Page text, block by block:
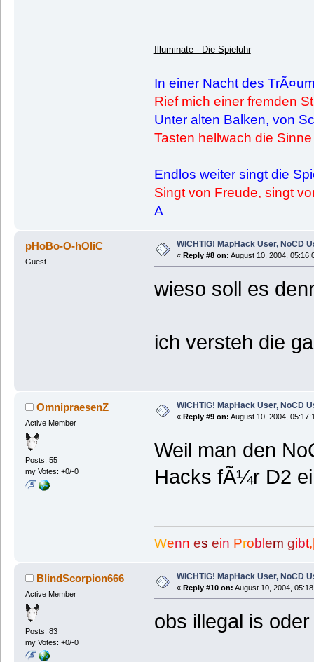
Illuminate - Die Spieluhr
In einer Nacht des
Rief mich einer fremden
Unter alten Balken, von
Tasten hellwach die
Endlos weiter singt die
Singt von Freude, singt
A
pHoBo-O-hOliC
Guest
WICHTIG! MapHack User, NoCD
« Reply #8 on: August 10, 2004,
wieso soll es
ich versteh die
OmnipraesenZ
Active Member
Posts: 55
my Votes: +0/-0
WICHTIG! MapHack User, NoCD
« Reply #9 on: August 10, 2004,
Weil man den
Hacks fÃ¼r D2
Wenn es ein Problem gibt
BlindScorpion666
Active Member
Posts: 83
my Votes: +0/-0
WICHTIG! MapHack User, NoCD
« Reply #10 on: August 10, 2004,
obs illegal is